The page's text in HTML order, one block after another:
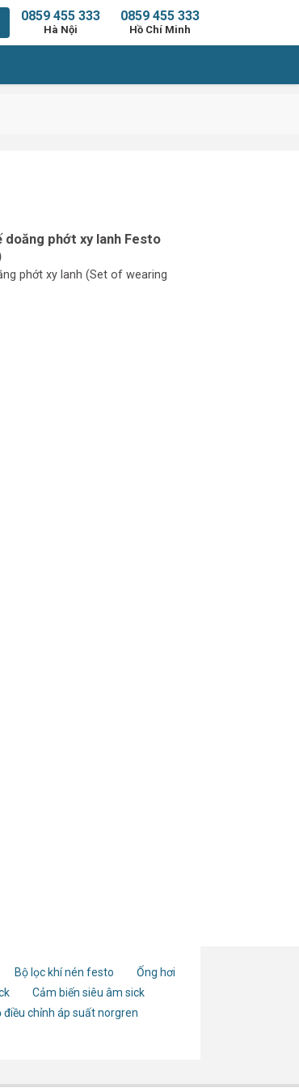
0859 455 333
Hồ Chí Minh
0859 455 333
Hà Nội
doăng phớt xy lanh Festo
phớt xy lanh (Set of wearing
Bộ lọc khí nén festo
Ống hơi
Cảm biến siêu âm sick
điều chỉnh áp suất norgren